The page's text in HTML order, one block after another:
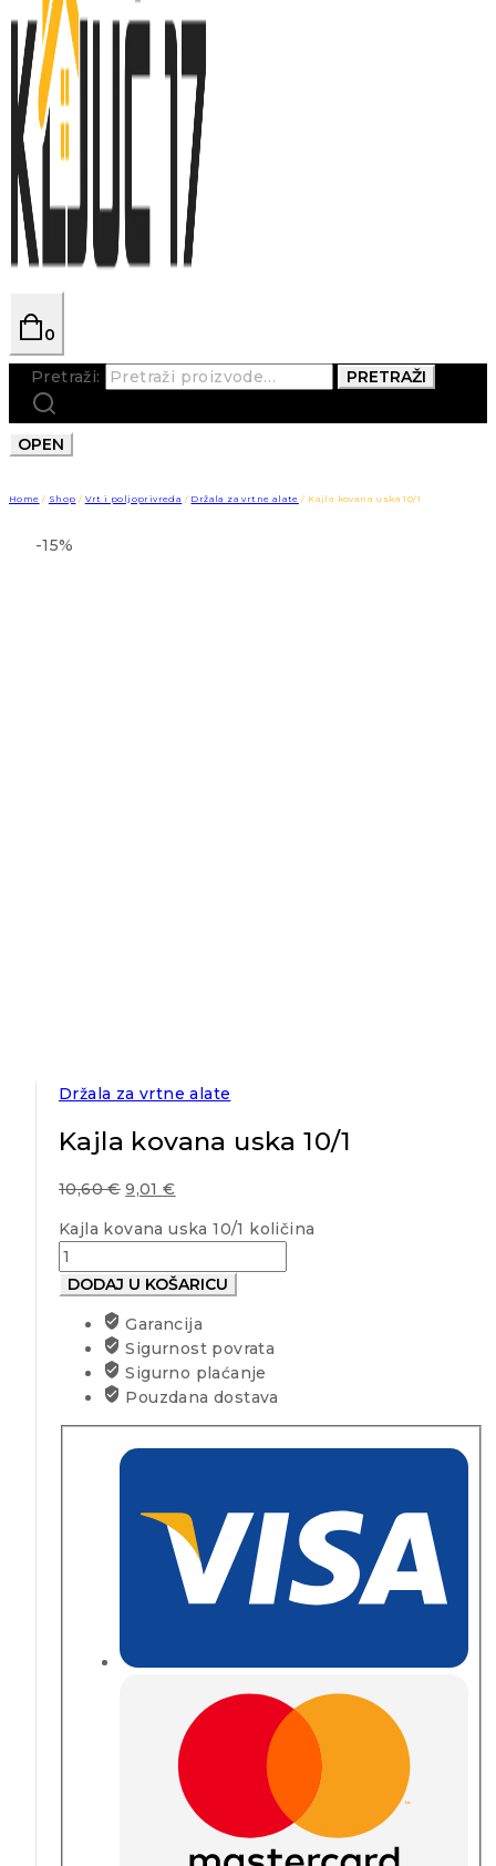
0
Pretraži: PRETRAŽI
OPEN
Home / Shop / Vrt i poljoprivreda / Držala za vrtne alate / Kajla kovana uska 10/1
-15%
Držala za vrtne alate
Kajla kovana uska 10/1
10,60€ 9,01€
Kajla kovana uska 10/1 količina
DODAJ U KOŠARICU
Garancija
Sigurnost povrata
Sigurno plaćanje
Pouzdana dostava